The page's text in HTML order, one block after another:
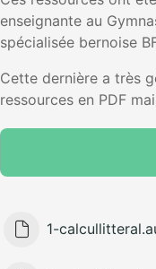
enseignante au
spécialisée bernoise
Cette dernière a très
ressources en PDF
1-